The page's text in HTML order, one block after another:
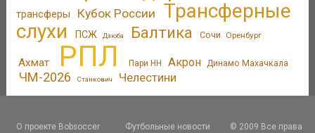
трансферы
Кубок России
Трансферные
слухи
ПСЖ Дзюба Балтика Сочи Оренбург
Ахмат РПЛ Пари НН Акрон Динамо Махачкала
ЧМ-2026 Станкович Челестини
О проекте Bobsoccer
Футбольные новости
© 2009 Все права